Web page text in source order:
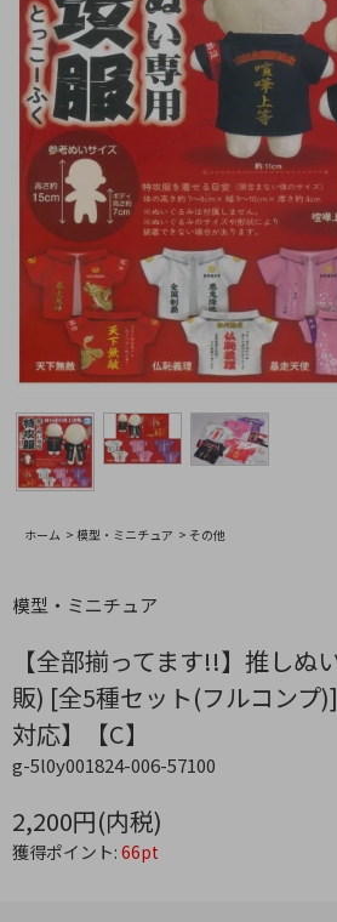
ホーム > 模型・ミニチュア > その他
模型・ミニチュア
【全部揃ってます!!】推しぬ
販) [全5種セット(フルコンプ
対応】【C】
g-5l0y001824-006-57100
2,200円(内税)
獲得ポイント: 66pt